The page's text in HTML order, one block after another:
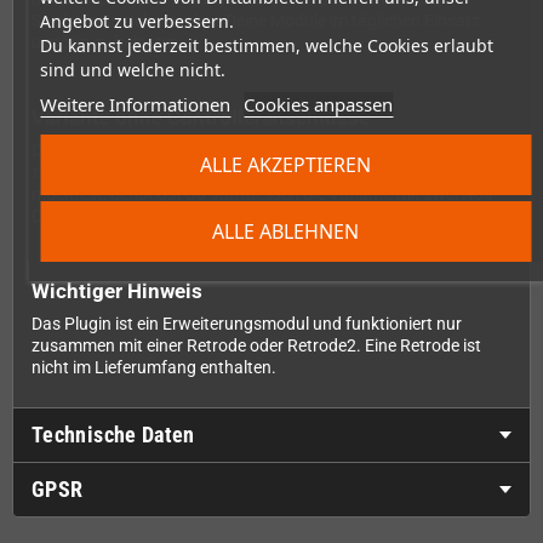
Angebot zu verbessern.
Du kannst jederzeit bestimmen, welche Cookies erlaubt
sind und welche nicht.
Weitere Informationen Cookies anpassen
ALLE ABLEHNEN
ALLE AKZEPTIEREN
Spielstände sichern, ohne Deine Module im täglichen Einsatz
unnötig zu belasten.
Variante ohne Controlleranschlüsse
zusätzlich originale N64-Controller über die Retrode verwenden
möchtest, benötigst Du stattdessen die Variante mit zwei N64-
Wichtiger Hinweis
Das Plugin ist ein Erweiterungsmodul und funktioniert nur
zusammen mit einer Retrode oder Retrode2. Eine Retrode ist
nicht im Lieferumfang enthalten.
Technische Daten
GPSR